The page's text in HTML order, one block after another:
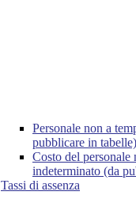
Personale non a
pubblicare in tabelle)
Costo del personale
indeterminato (da
Tassi di assenza